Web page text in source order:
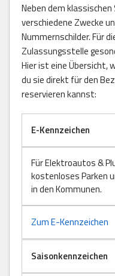
Neben dem
verschiedene Zwecke
Nummernschilder. Für
Zulassungsstelle
Hier ist eine Übersicht,
du sie direkt für den
reservieren kannst:
E-Kennzeichen
Für Elektroautos &
kostenloses Parken
in den Kommunen.
Zum E-Kennzeichen
Saisonkennzeichen